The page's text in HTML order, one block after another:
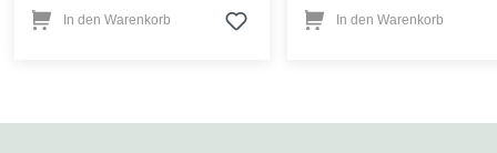
In den Warenkorb In den Warenkorb